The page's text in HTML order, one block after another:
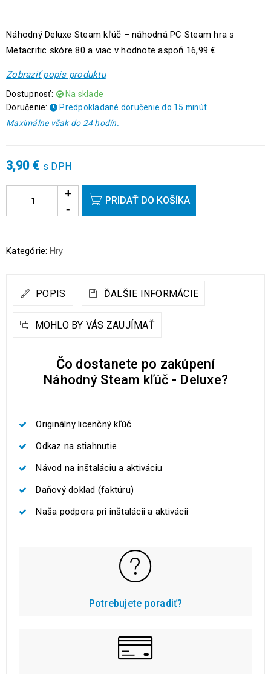
Náhodný Deluxe Steam kľúč – náhodná PC Steam hra s
Metacritic skóre 80 a viac v hodnote aspoň 16,99 €.
Zobraziť popis produktu
Dostupnosť:
Na sklade
Doručenie:
Predpokladané doručenie do 15 minút
Maximálne však do 24 hodín.
3,90 € s DPH
PRIDAŤ DO KOŠÍKA
Kategórie: Hry
POPIS ĎALŠIE INFORMÁCIE
MOHLO BY VÁS ZAUJÍMAŤ
Čo dostanete po zakúpení
Náhodný Steam kľúč - Deluxe?
Originálny licenčný kľúč
Odkaz na stiahnutie
Návod na inštaláciu a aktiváciu
Daňový doklad (faktúru)
Naša podpora pri inštalácii a aktivácii
Potrebujete poradiť?